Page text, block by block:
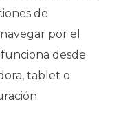
de
por el
desde
tablet o